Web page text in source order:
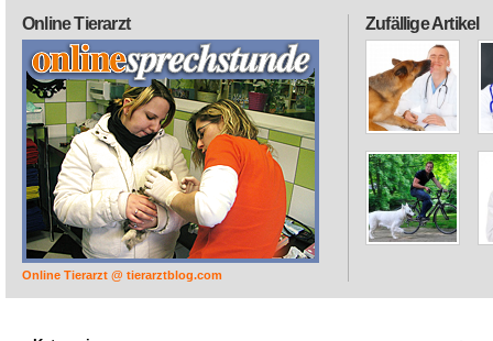
Zufällige Artikel
Online Tierarzt
Online Tierarzt @ tierarztblog.com